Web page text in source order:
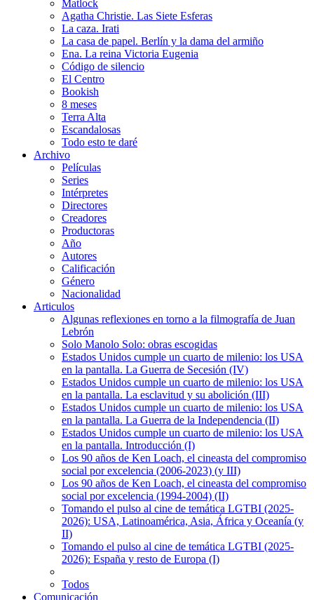
Matlock
Agatha Christie. Las Siete Esferas
La caza. Irati
La casa de papel. Berlín y la dama del armiño
Ena. La reina Victoria Eugenia
Código de silencio
El Centro
Bookish
8 meses
Terra Alta
Escandalosas
Todo esto te daré
Archivo
Películas
Series
Intérpretes
Directores
Creadores
Productoras
Año
Autores
Calificación
Género
Nacionalidad
Articulos
Algunas reflexiones en torno a la filmografía de Juan
Lebrón
Solo Manolo Solo: obras escogidas
Estados Unidos cumple un cuarto de milenio: los USA
en la pantalla. La Guerra de Secesión (IV)
Estados Unidos cumple un cuarto de milenio: los USA
en la pantalla. La esclavitud y su abolición (III)
Estados Unidos cumple un cuarto de milenio: los USA
en la pantalla. La Guerra de la Independencia (II)
Estados Unidos cumple un cuarto de milenio: los USA
en la pantalla. Introducción (I)
Los 90 años de Ken Loach, el cineasta del compromiso
social por excelencia (2006-2023) (y III)
Los 90 años de Ken Loach, el cineasta del compromiso
social por excelencia (1994-2004) (II)
Tomando el pulso al cine de temática LGTBI (2025-
2026): USA, Latinoamérica, Asia, África y Oceanía (y
II)
Tomando el pulso al cine de temática LGTBI (2025-
2026): España y resto de Europa (I)
Todos
Comunicación